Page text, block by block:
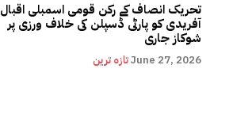
تحریک انصاف کے رکن قومی اسمبلی اقبال
آفریدی کو پارٹی ڈسپلن کی خلاف ورزی پر
شوکاز جاری
تازہ ترینJune 27, 2026